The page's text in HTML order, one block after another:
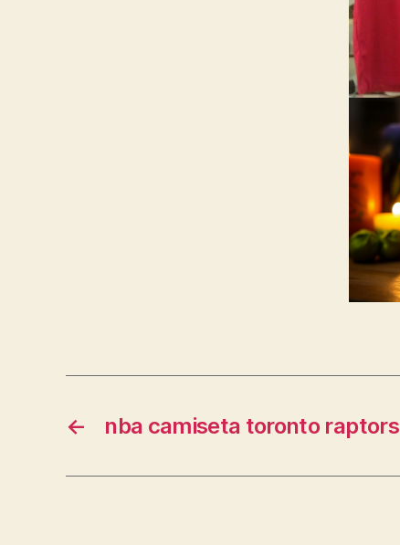
← nba camiseta toronto raptors